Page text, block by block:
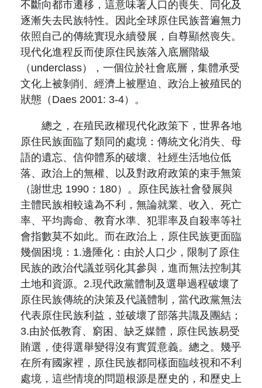
不斷向都市遷移，這意味著人口的喪失、同化及
逐漸失去民族特性。因此全球原住民族普遍無力
依照自己的傳統實現永續發展，自尊顯然喪失。
現代化進程反而使原住民族落入底層階級
（underclass），一個位於社會底層，集體承受
文化上被剝削、經濟上被壓迫、政治上被殖民的
狀態（Daes 2001: 3-4）。
總之，在殖民政權現代化政策下，世界各地
原住民族面臨了類同的處境：傳統文化消失、母
語的遺忘、信仰體系的破壞、社經生活地位低
落、政治上的無權、以及對政府政策的束手無策
（謝世忠 1990：180）。原住民族社會發展與
主體民族相較遠為不利，無論就業、收入、死亡
率、平均壽命、教育水準、犯罪率及自殺率等社
會指數莫不如此。而在政治上，原住民族更面臨
幾個困境：1.邊陲化：由於人口少，限制了原住
民族的政治代議並弱化其參與，進而無法控制其
土地和資源。2.現代政黨體制及選舉過程破壞了
原住民族傳統的決策及代議體制，當代政黨無法
代表原住民族利益，並破壞了部落共識及團結；
3.由於低教育、窮困、缺乏媒體，原住民族易受
賄選，使得選舉變得沒有實質意義。總之。幾乎
在所有國家裡，原住民族都同樣面臨歧視和不利
處境，這些情境的問題根源是歷史的，和歷史上